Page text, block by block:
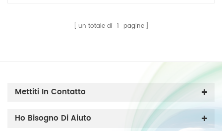
un totale di 1 pagine
Mettiti In Contatto
Ho Bisogno Di Aiuto